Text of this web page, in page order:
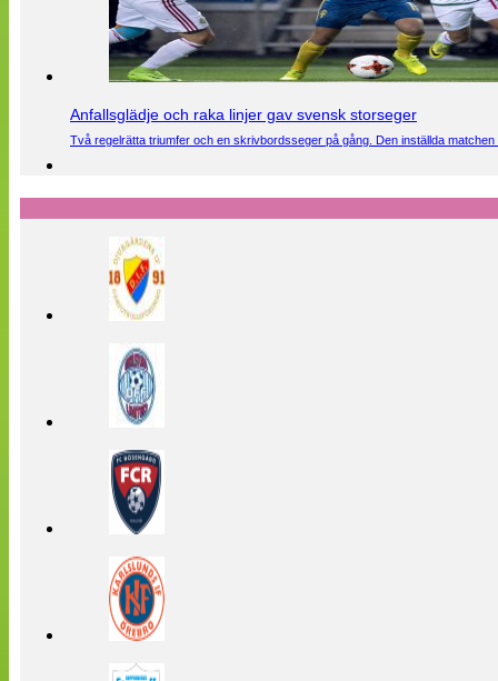
Anfallsglädje och raka linjer gav svensk storseger
Två regelrätta triumfer och en skrivbordsseger på gång. Den inställda